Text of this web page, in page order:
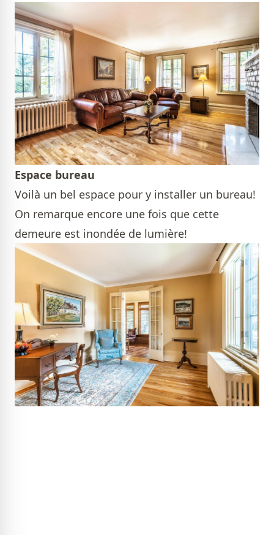
Espace bureau
Voilà un bel espace pour y installer un bureau!
On remarque encore une fois que cette
demeure est inondée de lumière!